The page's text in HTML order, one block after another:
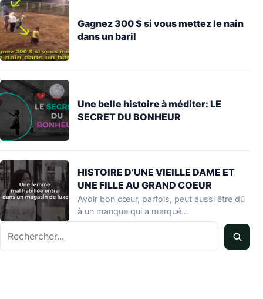
Gagnez 300 $ si vous mettez le nain
dans un baril
Une belle histoire à méditer: LE
SECRET DU BONHEUR
HISTOIRE D’UNE VIEILLE DAME ET
UNE FILLE AU GRAND COEUR
Avoir bon cœur, parfois, peut aussi être dû
à un manque qui a marqué…